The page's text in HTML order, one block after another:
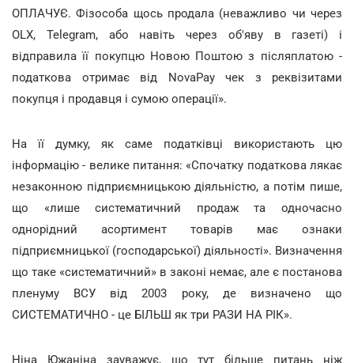
ОПЛАЧУЄ. Фізособа щось продала (неважливо чи через
OLX, Telegram, або навіть через об'яву в газеті) і
відправила її покупцю Новою Поштою з післяплатою -
податкова отримає від NovaPay чек з реквізитами
покупця і продавця і сумою операції».
На її думку, як саме податківці використають цю
інформацію - велике питання: «Спочатку податкова лякає
незаконною підприємницькою діяльністю, а потім пише,
що «лише систематичний продаж та одночасно
однорідний асортимент товарів має ознаки
підприємницької (господарської) діяльності». Визначення
що таке «систематичний» в законі немає, але є постанова
пленуму ВСУ від 2003 року, де визначено що
СИСТЕМАТИЧНО - це БІЛЬШ як три РАЗИ НА РІК».
Ніна Южаніна зауважує, що тут більше питань ніж